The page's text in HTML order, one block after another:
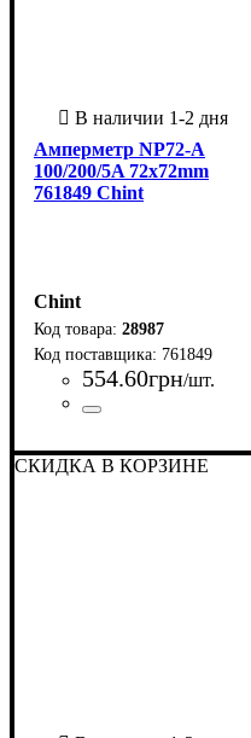
Амперметр NP72-A
100/200/5A 72x72mm
761849 Chint
Chint
28987
761849
554.60грн/шт.
СКИДКА В КОРЗИНЕ